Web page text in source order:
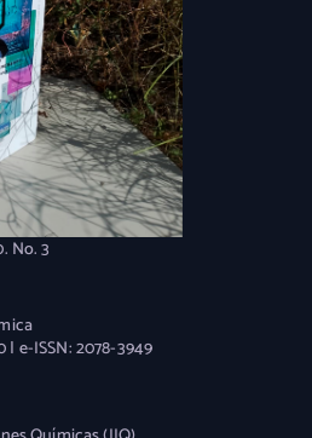
No. 3
| e-ISSN: 2078-3949